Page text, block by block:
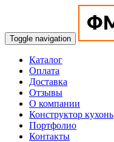
Toggle navigation
Каталог
Оплата
Доставка
Отзывы
О компании
Конструктор кухонь
Портфолио
Контакты